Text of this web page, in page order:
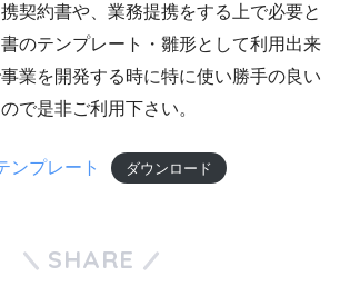
契約書や、業務提携をする上で必要と
のテンプレート・雛形として利用出来
業を開発する時に特に使い勝手の良い
で是非ご利用下さい。
ンプレート ダウンロード
SHARE